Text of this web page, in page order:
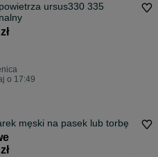
ursus330 335
o 17:49
męski na pasek lub torbę